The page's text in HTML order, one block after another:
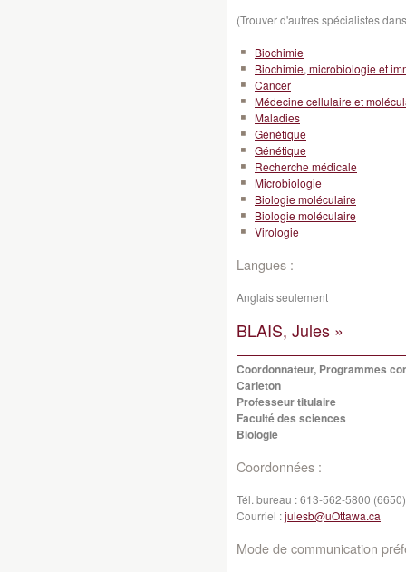
(Trouver d'autres spécialistes
Biochimie
Biochimie, microbiologie et
Cancer
Médecine cellulaire et
Maladies
Génétique
Génétique
Recherche médicale
Microbiologie
Biologie moléculaire
Biologie moléculaire
Virologie
Langues :
Anglais seulement
BLAIS, Jules »
Coordonnateur, Programmes
Carleton
Professeur titulaire
Faculté des sciences
Biologie
Coordonnées :
Tél. bureau :613-562-5800 (6650)
Courriel :julesb@uOttawa.ca
Mode de communication